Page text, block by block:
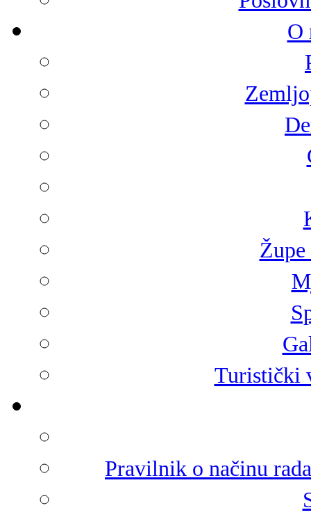
O
Turistički
Pravilnik o načinu